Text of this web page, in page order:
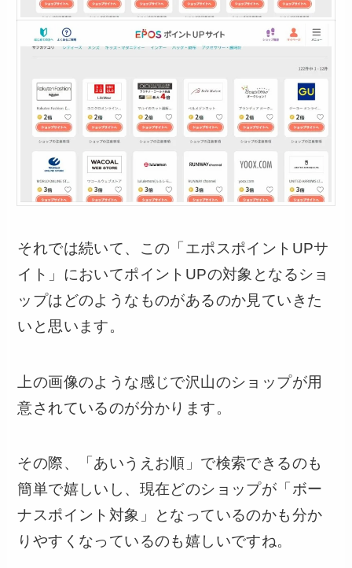
それでは続いて、この「エポスポイントUPサ
イト」においてポイントUPの対象となるショ
ップはどのようなものがあるのか見ていきた
いと思います。
上の画像のような感じで沢山のショップが用
意されているのが分かります。
その際、「あいうえお順」で検索できるのも
簡単で嬉しいし、現在どのショップが「ボー
ナスポイント対象」となっているのかも分か
りやすくなっているのも嬉しいですね。